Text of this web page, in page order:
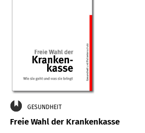
GESUNDHEIT
Freie Wahl der Krankenkasse